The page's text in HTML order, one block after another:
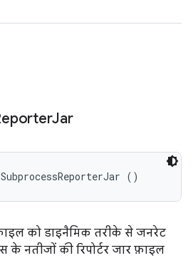
Jar
()
को डाइनैमिक तरीके से जनरेट
के नतीजों की रिपोर्टर जार फ़ाइल